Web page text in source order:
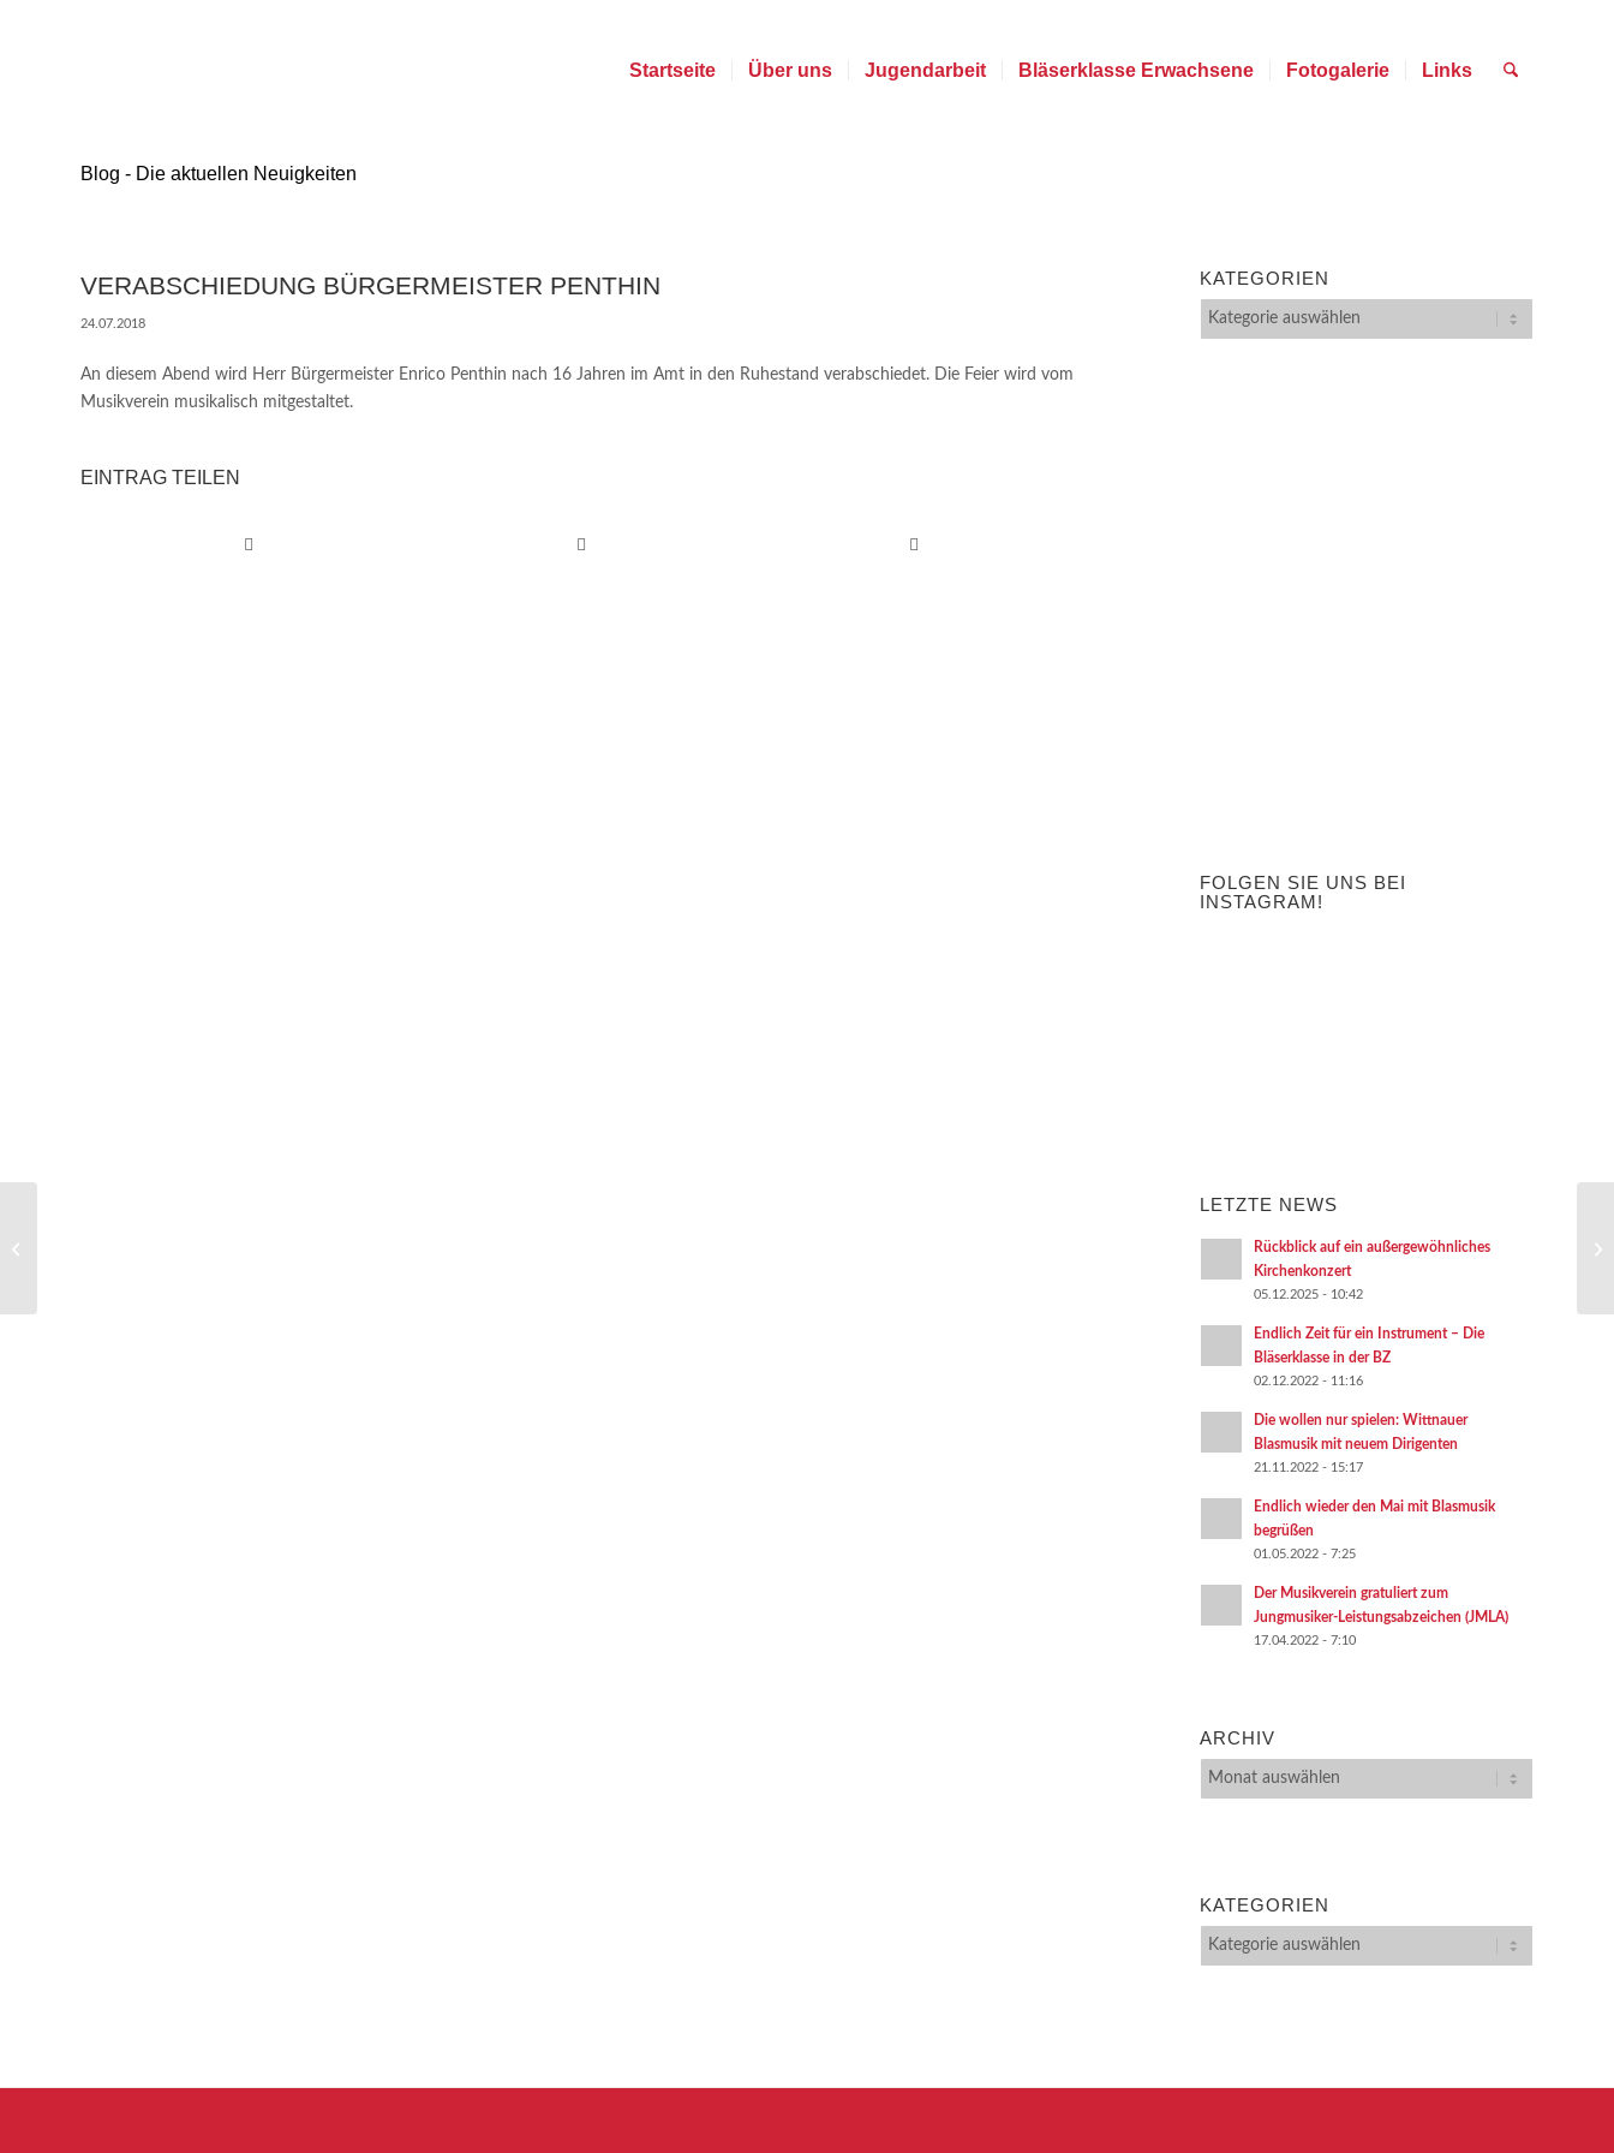
Startseite Über uns Jugendarbeit Bläserklasse Erwachsene Fotogalerie Links
Blog - Die aktuellen Neuigkeiten
VERABSCHIEDUNG BÜRGERMEISTER PENTHIN
24.07.2018
An diesem Abend wird Herr Bürgermeister Enrico Penthin nach 16 Jahren im Amt in den Ruhestand verabschiedet. Die Feier wird vom
Musikverein musikalisch mitgestaltet.
EINTRAG TEILEN
KATEGORIEN
Kategorien
FOLGEN SIE UNS BEI
INSTAGRAM!
LETZTE NEWS
Rückblick auf ein außergewöhnliches
Kirchenkonzert
05.12.2025 - 10:42
Endlich Zeit für ein Instrument – Die
Bläserklasse in der BZ
02.12.2022 - 11:16
Die wollen nur spielen: Wittnauer
Blasmusik mit neuem Dirigenten
21.11.2022 - 15:17
Endlich wieder den Mai mit Blasmusik
begrüßen
01.05.2022 - 7:25
Der Musikverein gratuliert zum
Jungmusiker-Leistungsabzeichen (JMLA)
17.04.2022 - 7:10
ARCHIV
KATEGORIEN
Kategorien